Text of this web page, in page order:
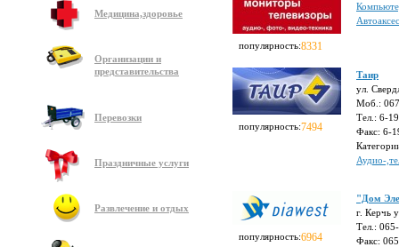
Медицина,здоровье
Организации и
представительства
Перевозки
Праздничные услуги
Развлечение и отдых
популярность:8331
популярность:7494
Таир
ул.
Моб.:
Тел.: 6-
Факс: 6-
Аудио-
популярность:6964
"Дом
г. Керчь
Тел.:
Факс: